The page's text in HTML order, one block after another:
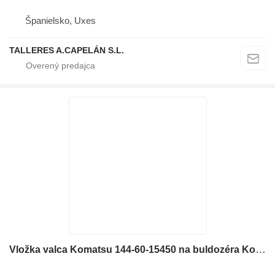
Španielsko, Uxes
TALLERES A.CAPELÁN S.L.
Vložka valca Komatsu 144-60-15450 na buldozéra Komatsu D65EX-12, D65PX-12